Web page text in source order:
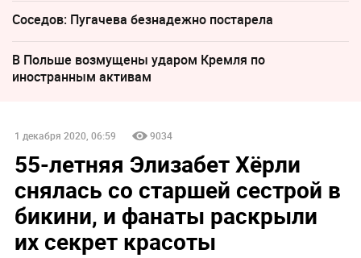
Соседов: Пугачева безнадежно постарела
В Польше возмущены ударом Кремля по
иностранным активам
1 декабря 2020, 06:59 9034
55-летняя Элизабет Хёрли
снялась со старшей сестрой в
бикини, и фанаты раскрыли
их секрет красоты